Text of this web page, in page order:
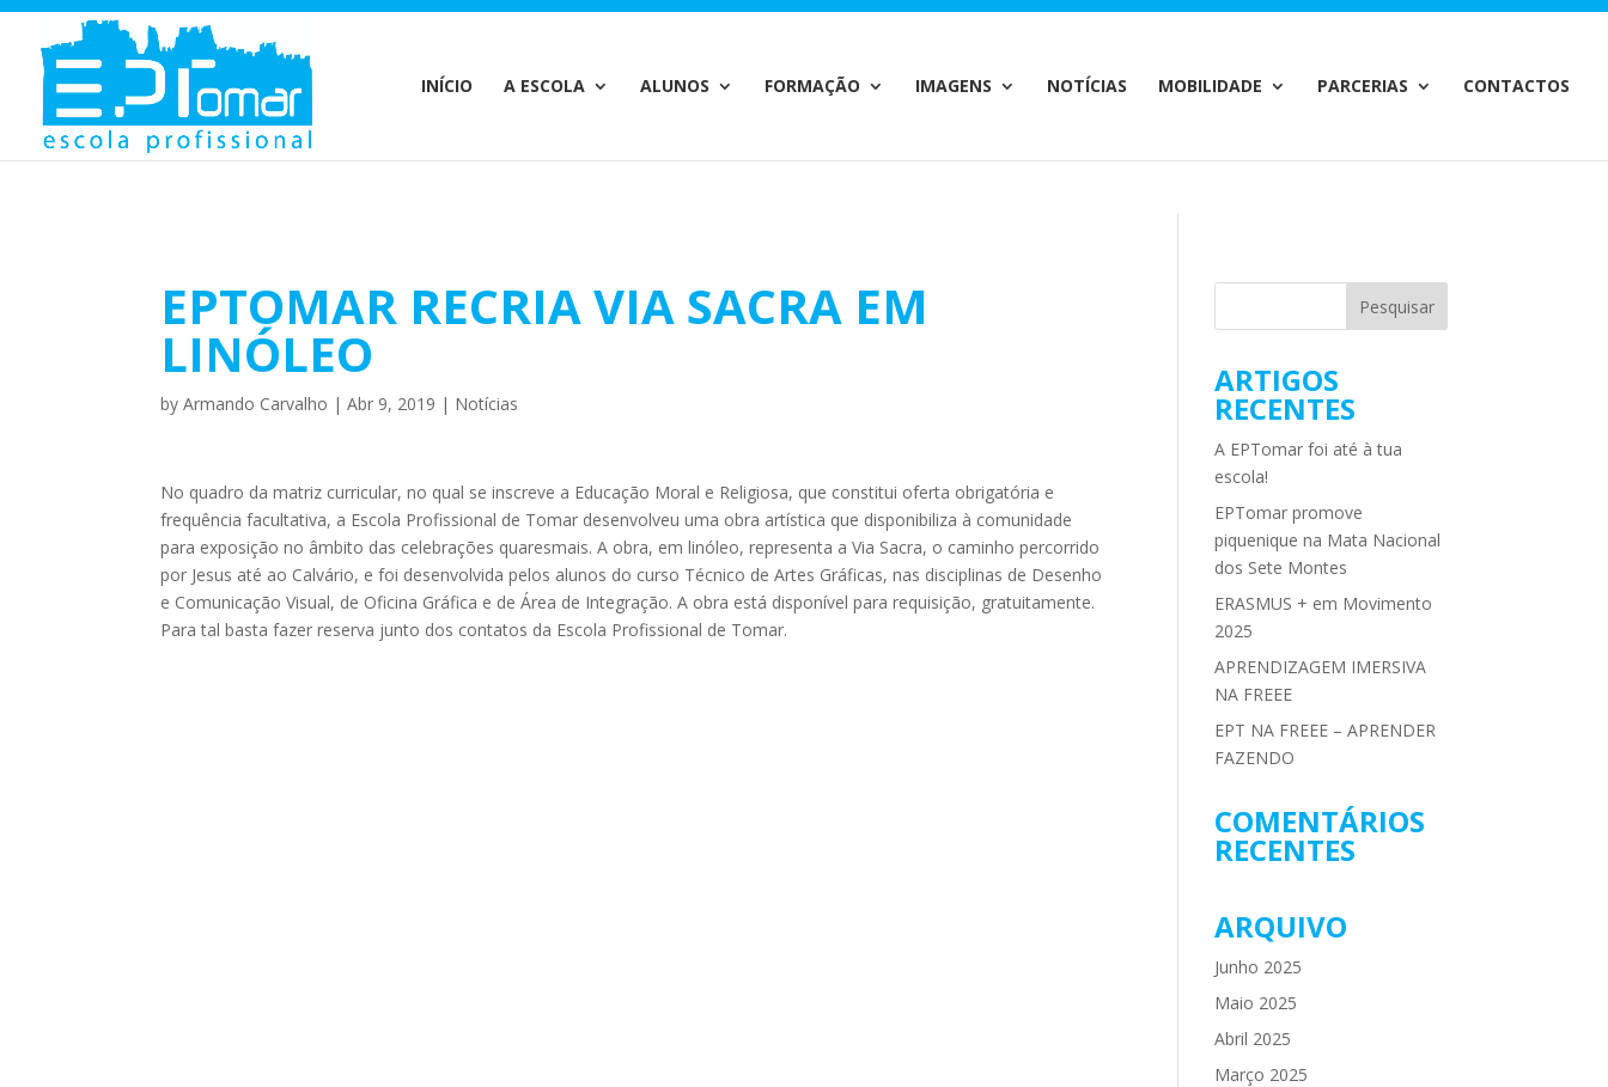
Warning: Undefined array key 1 in/home/escolaprofission/public_html/wp-content/plugins/wp-private-content-pro/lib/Drewm/MailChimp.php
INÍCIO
A ESCOLA ALUNOS FORMAÇÃO IMAGENS NOTÍCIAS MOBILIDADE PARCERIAS CONTACTOS
EPTOMAR RECRIA VIA SACRA EM
LINÓLEO
byArmando Carvalho |Abr 9, 2019 | Notícias
No quadro da matriz curricular, no qual se inscreve a Educação Moral e Religiosa, que constitui oferta obrigatória e
frequência facultativa, a Escola Profissional de Tomar desenvolveu uma obra artística que disponibiliza à comunidade
para exposição no âmbito das celebrações quaresmais. A obra, em linóleo, representa a Via Sacra, o caminho percorrido
por Jesus até ao Calvário, e foi desenvolvida pelos alunos do curso Técnico de Artes Gráficas, nas disciplinas de Desenho
e Comunicação Visual, de Oficina Gráfica e de Área de Integração. A obra está disponível para requisição, gratuitamente.
Para tal basta fazer reserva junto dos contatos da Escola Profissional de Tomar.
ARTIGOS
RECENTES
A EPTomar foi até à tua
escola!
EPTomar promove
piquenique na Mata Nacional
dos Sete Montes
ERASMUS + em Movimento
2025
APRENDIZAGEM IMERSIVA
NA FREEE
EPT NA FREEE – APRENDER
FAZENDO
COMENTÁRIOS
RECENTES
ARQUIVO
Junho 2025
Maio 2025
Abril 2025
Março 2025